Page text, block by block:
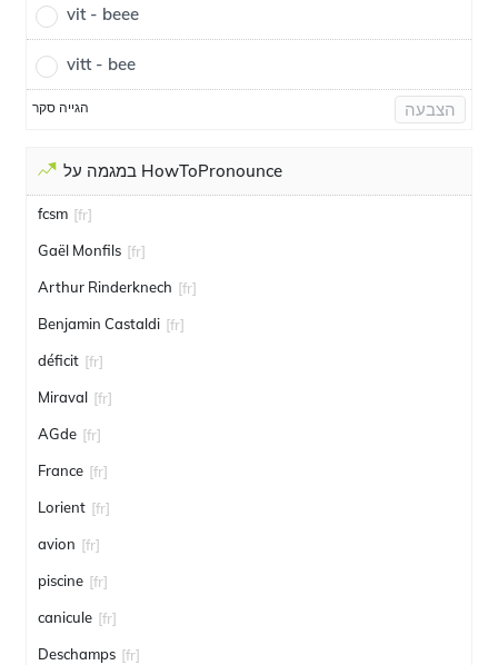
vit - beee
vitt - bee
הגייה סקר הצבעה
במגמה על HowToPronounce
fcsm [fr]
Gaël Monfils [fr]
Arthur Rinderknech [fr]
Benjamin Castaldi [fr]
déficit [fr]
Miraval [fr]
AGde [fr]
France [fr]
Lorient [fr]
avion [fr]
piscine [fr]
canicule [fr]
Deschamps [fr]